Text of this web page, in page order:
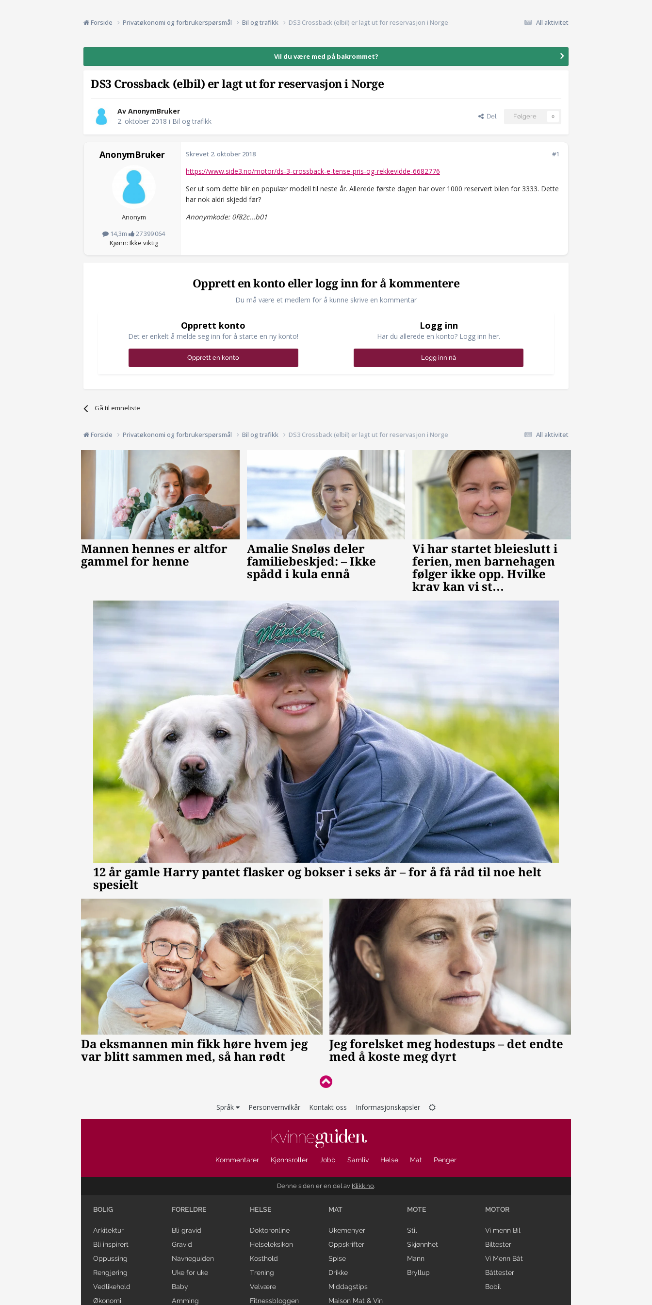
All aktivitet
Forside Privatøkonomi og forbrukerspørsmål Bil og trafikk DS3 Crossback (elbil) er lagt ut for reservasjon i Norge
Vil du være med på bakrommet?
DS3 Crossback (elbil) er lagt ut for reservasjon i Norge
Av AnonymBruker
2. oktober 2018 i Bil og trafikk
Del Følgere 0
AnonymBruker
Anonym
14,3m
27 399 064
Kjønn: Ikke viktig
#1
Skrevet 2. oktober 2018
https://www.side3.no/motor/ds-3-crossback-e-tense-pris-og-rekkevidde-6682776
Ser ut som dette blir en populær modell til neste år. Allerede første dagen har over 1000 reservert bilen for 3333. Dette
har nok aldri skjedd før?
Anonymkode: 0f82c...b01
Opprett en konto eller logg inn for å kommentere
Du må være et medlem for å kunne skrive en kommentar
Opprett konto
Det er enkelt å melde seg inn for å starte en ny konto!
Opprett en konto
Logg inn
Har du allerede en konto? Logg inn her.
Logg inn nå
Gå til emneliste
All aktivitet
Forside Privatøkonomi og forbrukerspørsmål Bil og trafikk DS3 Crossback (elbil) er lagt ut for reservasjon i Norge
Språk Personvernvilkår Kontakt oss Informasjonskapsler
Kommentarer Kjønnsroller Jobb Samliv Helse Mat Penger
Denne siden er en del av Klikk.no.
BOLIG
Arkitektur
Bli inspirert
Oppussing
Rengjøring
Vedlikehold
Økonomi
FORELDRE
Bli gravid
Gravid
Navneguiden
Uke for uke
Baby
Amming
HELSE
Doktoronline
Helseleksikon
Kosthold
Trening
Velvære
Fitnessbloggen
MAT
Ukemenyer
Oppskrifter
Spise
Drikke
Middagstips
Maison Mat & Vin
MOTE
Stil
Skjønnhet
Mann
Bryllup
MOTOR
Vi menn Bil
Biltester
Vi Menn Båt
Båttester
Bobil